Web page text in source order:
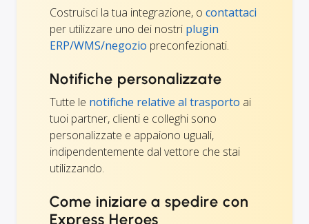
Costruisci la tua integrazione, o contattaci
per utilizzare uno dei nostri plugin
ERP/WMS/negozio preconfezionati.
Notifiche personalizzate
Tutte le notifiche relative al trasporto ai
tuoi partner, clienti e colleghi sono
personalizzate e appaiono uguali,
indipendentemente dal vettore che stai
utilizzando.
Come iniziare a spedire con
Express Heroes